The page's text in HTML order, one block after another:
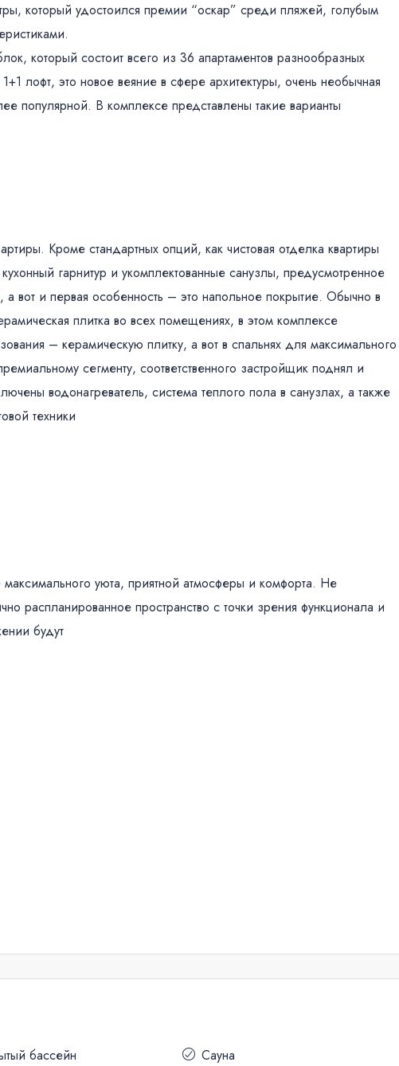
который удостоился премии “оскар” среди пляжей, голубым
который состоит всего из 36 апартаментов разнообразных
лофт, это новое веяние в сфере архитектуры, очень необычная
популярной. В комплексе представлены такие варианты
Кроме стандартных опций, как чистовая отделка квартиры
гарнитур и укомплектованные санузлы, предусмотренное
вот и первая особенность – это напольное покрытие. Обычно в
плитка во всех помещениях, в этом комплексе
– керамическую плитку, а вот в спальнях для максимального
сегменту, соответственного застройщик поднял и
водонагреватель, система теплого пола в санузлах, а также
техники
уюта, приятной атмосферы и комфорта. Не
распланированное пространство с точки зрения функционала и
будут
бассейн
Сауна